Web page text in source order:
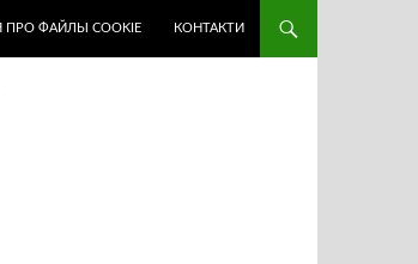
ФАЙЛЫ COOKIE КОНТАКТИ